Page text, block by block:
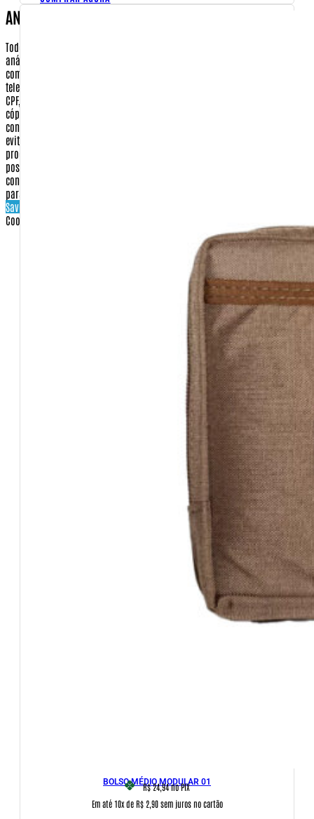
BOLSO MÉDIO MODULAR 01
R$ 24,94no PIX
Em até 10x de R$ 2,90 sem juros no cartão
análise e aprovação de dados cadastrais para garantir a segurança da sua
compra. Em algumas situações, você poderá receber um e-mail ou
telefonema solicitando a confirmação de alguns dados, como número do
CPF, RG, endereço, etc. Poderá ser solicitado também o envio por fax de
cópias de documentos. Este procedimento, que será esclarecido quando do
contato, visa única e exclusivamente confirmar a identidade do comprador e
evitar qualquer tipo de dano ou prejuízo aos nossos clientes. Tal
procedimento, quando necessário, aumenta em até 48 horas úteis o prazo de
postagem e entrega. É importante ressaltar que seus dados são
confidenciais e que não serão compartilhados, vendidos ou informados
para terceiros.
Save settings
Cookies settings